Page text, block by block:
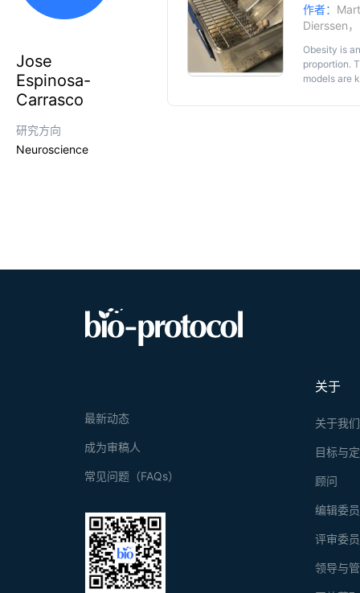
Jose
Espinosa-
Carrasco
研究方向
Neuroscience
作者：
Dierssen，
Obesity is
proportion.
models are
this diet.
关于
关于我们
目标与
顾问
编辑委
评审委
领导与
最新动态
成为审稿人
常见问题（FAQs）